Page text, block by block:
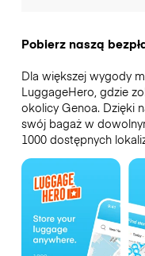
Pobierz naszą
Dla większej wygody
LuggageHero, gdzie
okolicy Genoa. Dzięki
swój bagaż w
1000 dostępnych